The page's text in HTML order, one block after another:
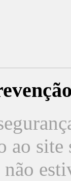
ao
não